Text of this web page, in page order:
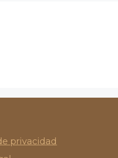
privacidad